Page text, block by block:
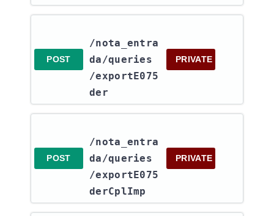
POST
/nota_entra
da​/queries​
/exportE075
der
PRIVATE
POST
/nota_entra
da​/queries​
/exportE075
derCplImp
PRIVATE